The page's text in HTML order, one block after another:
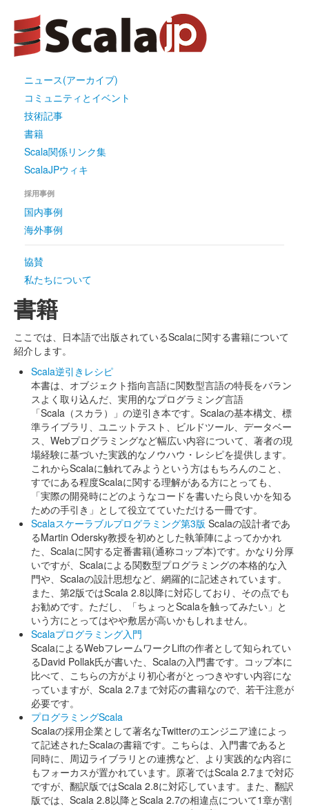
ニュース(アーカイブ)
コミュニティとイベント
技術記事
書籍
Scala関係リンク集
ScalaJPウィキ
採用事例
国内事例
海外事例
協賛
私たちについて
書籍
ここでは、日本語で出版されているScalaに関する書籍について
紹介します。
Scala逆引きレシピ
本書は、オブジェクト指向言語に関数型言語の特長をバラン
スよく取り込んだ、実用的なプログラミング言語
「Scala（スカラ）」の逆引き本です。Scalaの基本構文、標
準ライブラリ、ユニットテスト、ビルドツール、データベー
ス、Webプログラミングなど幅広い内容について、著者の現
場経験に基づいた実践的なノウハウ・レシピを提供します。
これからScalaに触れてみようという方はもちろんのこと、
すでにある程度Scalaに関する理解がある方にとっても、
「実際の開発時にどのようなコードを書いたら良いかを知る
ための手引き」として役立てていただける一冊です。
Scalaスケーラブルプログラミング第3版 Scalaの設計者であ
るMartin Odersky教授を初めとした執筆陣によってかかれ
た、Scalaに関する定番書籍(通称コップ本)です。かなり分厚
いですが、Scalaによる関数型プログラミングの本格的な入
門や、Scalaの設計思想など、網羅的に記述されています。
また、第2版ではScala 2.8以降に対応しており、その点でも
お勧めです。ただし、「ちょっとScalaを触ってみたい」と
いう方にとってはやや敷居が高いかもしれません。
Scalaプログラミング入門
ScalaによるWebフレームワークLiftの作者として知られてい
るDavid Pollak氏が書いた、Scalaの入門書です。コップ本に
比べて、こちらの方がより初心者がとっつきやすい内容にな
っていますが、Scala 2.7まで対応の書籍なので、若干注意が
必要です。
プログラミングScala
Scalaの採用企業として著名なTwitterのエンジニア達によっ
て記述されたScalaの書籍です。こちらは、入門書であると
同時に、周辺ライブラリとの連携など、より実践的な内容に
もフォーカスが置かれています。原著ではScala 2.7まで対応
ですが、翻訳版ではScala 2.8に対応しています。また、翻訳
版では、Scala 2.8以降とScala 2.7の相違点について1章が割